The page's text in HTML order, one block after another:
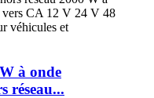
à onde
réseau...